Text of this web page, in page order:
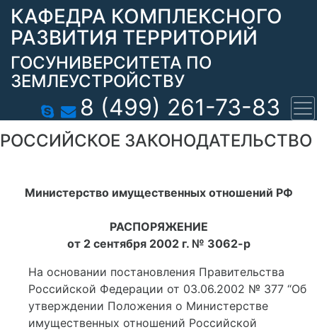
КАФЕДРА КОМПЛЕКСНОГО
РАЗВИТИЯ ТЕРРИТОРИЙ
ГОСУНИВЕРСИТЕТА ПО
ЗЕМЛЕУСТРОЙСТВУ
8 (499) 261-73-83
РОССИЙСКОЕ ЗАКОНОДАТЕЛЬСТВО
Министерство имущественных отношений РФ
РАСПОРЯЖЕНИЕ
от 2 сентября 2002 г. № 3062-р
На основании постановления Правительства
Российской Федерации от 03.06.2002 № 377 “Об
утверждении Положения о Министерстве
имущественных отношений Российской